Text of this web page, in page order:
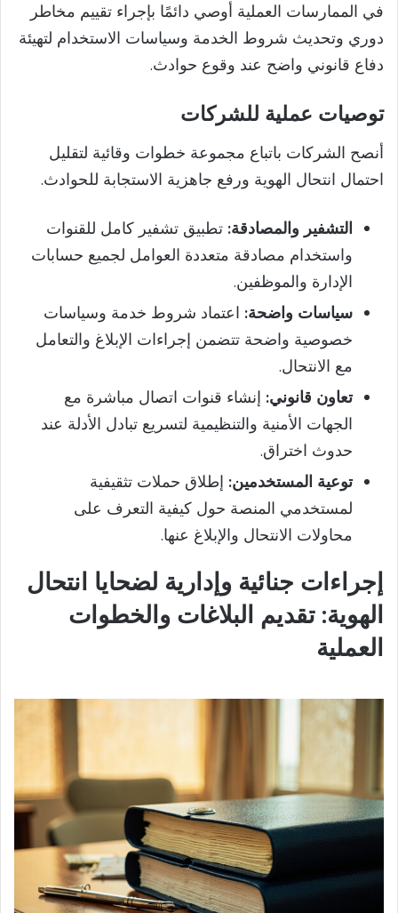
في الممارسات العملية أوصي دائمًا بإجراء تقييم مخاطر
دوري وتحديث شروط الخدمة وسياسات الاستخدام لتهيئة
دفاع قانوني واضح عند وقوع حوادث.
توصيات عملية للشركات
أنصح الشركات باتباع مجموعة خطوات وقائية لتقليل
احتمال انتحال الهوية ورفع جاهزية الاستجابة للحوادث.
التشفير والمصادقة: تطبيق تشفير كامل للقنوات
واستخدام مصادقة متعددة العوامل لجميع حسابات
الإدارة والموظفين.
سياسات واضحة: اعتماد شروط خدمة وسياسات
خصوصية واضحة تتضمن إجراءات الإبلاغ والتعامل
مع الانتحال.
تعاون قانوني: إنشاء قنوات اتصال مباشرة مع
الجهات الأمنية والتنظيمية لتسريع تبادل الأدلة عند
حدوث اختراق.
توعية المستخدمين: إطلاق حملات تثقيفية
لمستخدمي المنصة حول كيفية التعرف على
محاولات الانتحال والإبلاغ عنها.
إجراءات جنائية وإدارية لضحايا انتحال
الهوية: تقديم البلاغات والخطوات
العملية